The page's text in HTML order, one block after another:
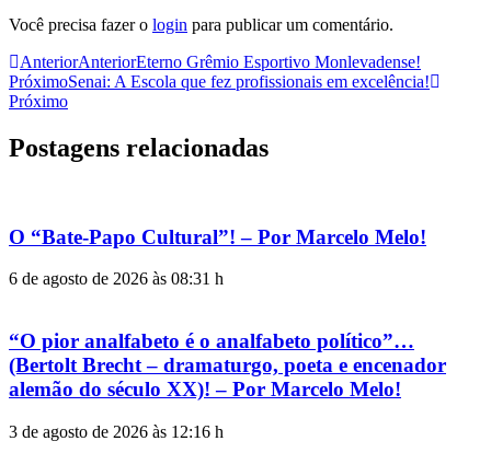
Você precisa fazer o login para publicar um comentário.
AnteriorAnteriorEterno Grêmio Esportivo Monlevadense!
PróximoSenai: A Escola que fez profissionais em excelência!
Próximo
Postagens relacionadas
O “Bate-Papo Cultural”! – Por Marcelo Melo!
6 de agosto de 2026 às 08:31 h
“O pior analfabeto é o analfabeto político”…
(Bertolt Brecht – dramaturgo, poeta e encenador
alemão do século XX)! – Por Marcelo Melo!
3 de agosto de 2026 às 12:16 h